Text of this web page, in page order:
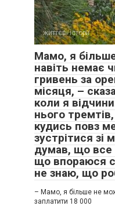
життєві історії
Мамо, я
навіть немає
гривень за
місяця, –
коли я
нього
кудись повз
зустрітися
думав, що все
що впораюся
не знаю, що
– Мамо, я більше не
заплатити 18 000